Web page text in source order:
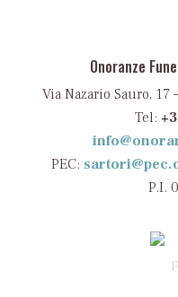
Onoranze
Via Nazario Sauro, 17
Tel:
PEC:
P.I.